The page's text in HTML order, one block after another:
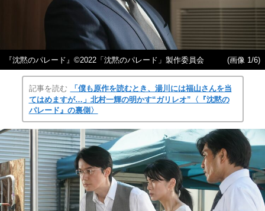
『沈黙のパレード』©2022「沈黙のパレード」製作委員会 (画像 1/6)
記事を読む
「僕も原作を読むとき、湯川には福山さんを当
てはめますが…」北村一輝の明かす“ガリレオ”〈『沈黙の
パレード』の裏側〉